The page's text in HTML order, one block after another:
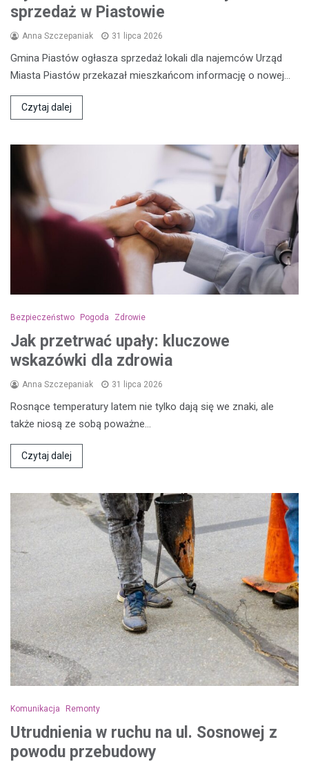
sprzedaż w Piastowie
Anna Szczepaniak 31 lipca 2026
Gmina Piastów ogłasza sprzedaż lokali dla najemców Urząd
Miasta Piastów przekazał mieszkańcom informację o nowej…
Czytaj dalej
Bezpieczeństwo Pogoda Zdrowie
Jak przetrwać upały: kluczowe
wskazówki dla zdrowia
Anna Szczepaniak 31 lipca 2026
Rosnące temperatury latem nie tylko dają się we znaki, ale
także niosą ze sobą poważne…
Czytaj dalej
Komunikacja Remonty
Utrudnienia w ruchu na ul. Sosnowej z
powodu przebudowy